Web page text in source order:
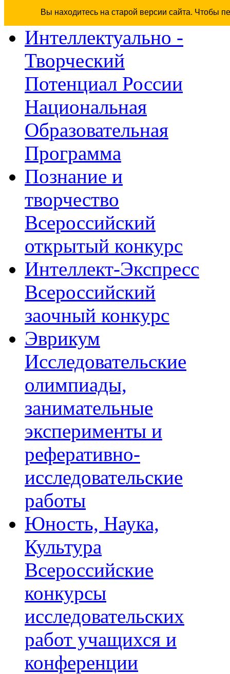
Вы находитесь на старой версии сайта. Чтобы
Интеллектуально -
Творческий
Потенциал России
Национальная
Образовательная
Программа
Познание и
творчество
Всероссийский
открытый конкурс
Интеллект-Экспресс
Всероссийский
заочный конкурс
Эврикум
Исследовательские
олимпиады,
занимательные
эксперименты и
реферативно-
исследовательские
работы
Юность, Наука,
Культура
Всероссийские
конкурсы
исследовательских
работ учащихся и
конференции